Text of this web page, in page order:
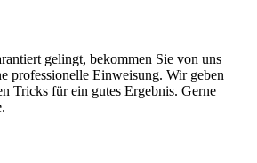
gelingt, bekommen Sie von uns
professionelle Einweisung. Wir geben
Tricks für ein gutes Ergebnis. Gerne